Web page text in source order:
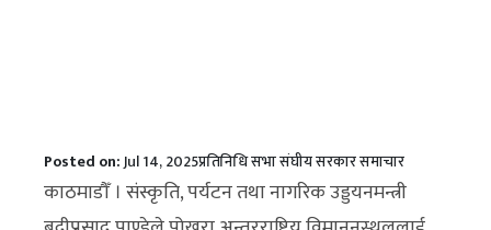
Posted on:Jul 14, 2025प्रतिनिधि सभासंघीय सरकारसमाचार
काठमाडौँ । संस्कृति, पर्यटन तथा नागरिक उड्डयनमन्त्री